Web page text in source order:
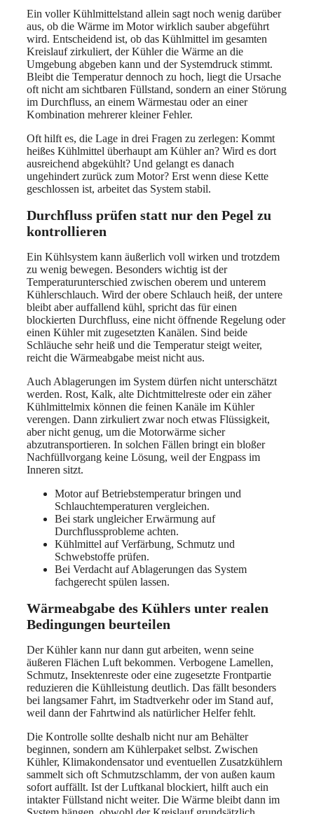
Ein voller Kühlmittelstand allein sagt noch wenig darüber
aus, ob die Wärme im Motor wirklich sauber abgeführt
wird. Entscheidend ist, ob das Kühlmittel im gesamten
Kreislauf zirkuliert, der Kühler die Wärme an die
Umgebung abgeben kann und der Systemdruck stimmt.
Bleibt die Temperatur dennoch zu hoch, liegt die Ursache
oft nicht am sichtbaren Füllstand, sondern an einer Störung
im Durchfluss, an einem Wärmestau oder an einer
Kombination mehrerer kleiner Fehler.
Oft hilft es, die Lage in drei Fragen zu zerlegen: Kommt
heißes Kühlmittel überhaupt am Kühler an? Wird es dort
ausreichend abgekühlt? Und gelangt es danach
ungehindert zurück zum Motor? Erst wenn diese Kette
geschlossen ist, arbeitet das System stabil.
Durchfluss prüfen statt nur den Pegel zu
kontrollieren
Ein Kühlsystem kann äußerlich voll wirken und trotzdem
zu wenig bewegen. Besonders wichtig ist der
Temperaturunterschied zwischen oberem und unterem
Kühlerschlauch. Wird der obere Schlauch heiß, der untere
bleibt aber auffallend kühl, spricht das für einen
blockierten Durchfluss, eine nicht öffnende Regelung oder
einen Kühler mit zugesetzten Kanälen. Sind beide
Schläuche sehr heiß und die Temperatur steigt weiter,
reicht die Wärmeabgabe meist nicht aus.
Auch Ablagerungen im System dürfen nicht unterschätzt
werden. Rost, Kalk, alte Dichtmittelreste oder ein zäher
Kühlmittelmix können die feinen Kanäle im Kühler
verengen. Dann zirkuliert zwar noch etwas Flüssigkeit,
aber nicht genug, um die Motorwärme sicher
abzutransportieren. In solchen Fällen bringt ein bloßer
Nachfüllvorgang keine Lösung, weil der Engpass im
Inneren sitzt.
Motor auf Betriebstemperatur bringen und
Schlauchtemperaturen vergleichen.
Bei stark ungleicher Erwärmung auf
Durchflussprobleme achten.
Kühlmittel auf Verfärbung, Schmutz und
Schwebstoffe prüfen.
Bei Verdacht auf Ablagerungen das System
fachgerecht spülen lassen.
Wärmeabgabe des Kühlers unter realen
Bedingungen beurteilen
Der Kühler kann nur dann gut arbeiten, wenn seine
äußeren Flächen Luft bekommen. Verbogene Lamellen,
Schmutz, Insektenreste oder eine zugesetzte Frontpartie
reduzieren die Kühlleistung deutlich. Das fällt besonders
bei langsamer Fahrt, im Stadtverkehr oder im Stand auf,
weil dann der Fahrtwind als natürlicher Helfer fehlt.
Die Kontrolle sollte deshalb nicht nur am Behälter
beginnen, sondern am Kühlerpaket selbst. Zwischen
Kühler, Klimakondensator und eventuellen Zusatzkühlern
sammelt sich oft Schmutzschlamm, der von außen kaum
sofort auffällt. Ist der Luftkanal blockiert, hilft auch ein
intakter Füllstand nicht weiter. Die Wärme bleibt dann im